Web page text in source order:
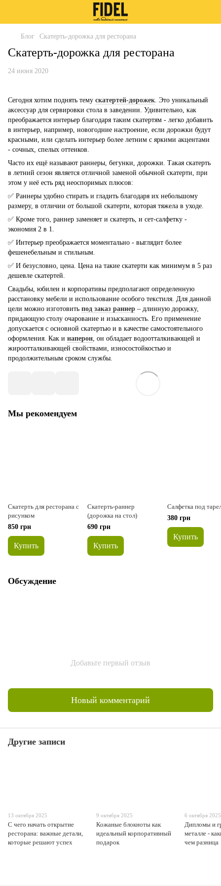
Блог Скатерть-дорожка для ресторана
Скатерть-дорожка для ресторана
24 июня 2020
Сегодня хотим поднять тему скатертей-дорожек. Это уникальный
аксессуар для сервировки стола в заведении. Удивительно, как
преображается интерьер благодаря таким скатертям - легко добавить
в интерьер, например, новогодние настроение, если дорожки будут
красными, или сделать интерьер более летним с яркими акцентами
- сочных, спелых оттенков.
Часто их ещё называют раннеры, бегунки, дорожки. Такая скатерть
в летний сезон является отличной заменой обычной скатерти, при
этом у неё есть ряд неоспоримых плюсов:
✅ Раннеры удобно стирать и гладить благодаря их небольшому
размеру, в отличии от большой скатерти, которая тяжела в уходе.
✅ Кроме того, раннер заменяет и скатерть, и сет-салфетку -
экономия 2 в 1.
✅ Интерьер преображается моментально - выглядит более
фешенебельным и стильным.
✅ И безусловно, цена. Цена на такие скатерти как минимум в 5 раз
дешевле скатертей.
Свадьбы, юбилеи и корпоративы предполагают определенную
расстановку мебели и использование особого текстиля. Для данной
цели можно изготовить под заказ раннер – длинную дорожку,
придающую столу очарование и изысканность. Его применение
допускается с основной скатертью и в качестве самостоятельного
оформления. Как и наперон, он обладает водоотталкивающей и
жироотталкивающей свойствами, износостойкостью и
продолжительным сроком службы.
Мы рекомендуем
Скатерть для ресторана с
рисунком
850 грн
Купить
Скатерть-раннер
(дорожка на стол)
690 грн
Купить
Cалфетка под
380 грн
Купить
Обсуждение
Добавьте первый отзыв
Новый комментарий
Другие записи
13 октября 2025
С чего начать открытие
ресторана: важные детали,
которые решают успех
9 октября 2025
Кожаные блокноты как
идеальный корпоративный
подарок
6 октября 2025
Дипломы и
металле -
чем разница